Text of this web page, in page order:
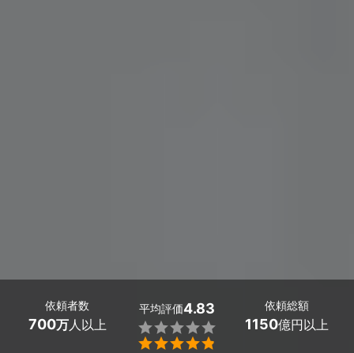
依頼者数
700万人以上
平均評価4.83


依頼総額
1150億円以上